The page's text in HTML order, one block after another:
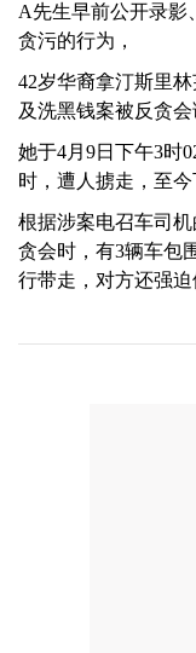
A先生早前公开录影
贪污的行为，
42岁华裔拿汀斯里林
及洗黑钱案被反贪会
她于4月9日下午3时
时，遭人掳走，至今
根据涉案电召车司
贪会时，有3辆车包
行带走，对方还强迫